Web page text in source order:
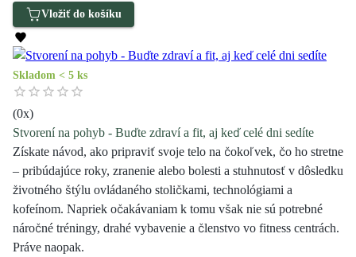
Vložiť do košíku
Skladom < 5 ks
(0x)
Stvorení na pohyb - Buďte zdraví a fit, aj keď celé dni sedíte
Získate návod, ako pripraviť svoje telo na čokoľvek, čo ho stretne
– pribúdajúce roky, zranenie alebo bolesti a stuhnutosť v dôsledku
životného štýlu ovládaného stoličkami, technológiami a
kofeínom. Napriek očakávaniam k tomu však nie sú potrebné
náročné tréningy, drahé vybavenie a členstvo vo fitness centrách.
Práve naopak.